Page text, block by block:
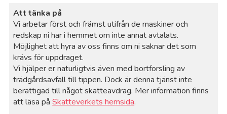
Att tänka på
Vi arbetar först och främst utifrån de maskiner och
redskap ni har i hemmet om inte annat avtalats.
Möjlighet att hyra av oss finns om ni saknar det som
krävs för uppdraget.
Vi hjälper er naturligtvis även med bortforsling av
trädgårdsavfall till tippen. Dock är denna tjänst inte
berättigad till något skatteavdrag. Mer information finns
att läsa påSkatteverkets hemsida.